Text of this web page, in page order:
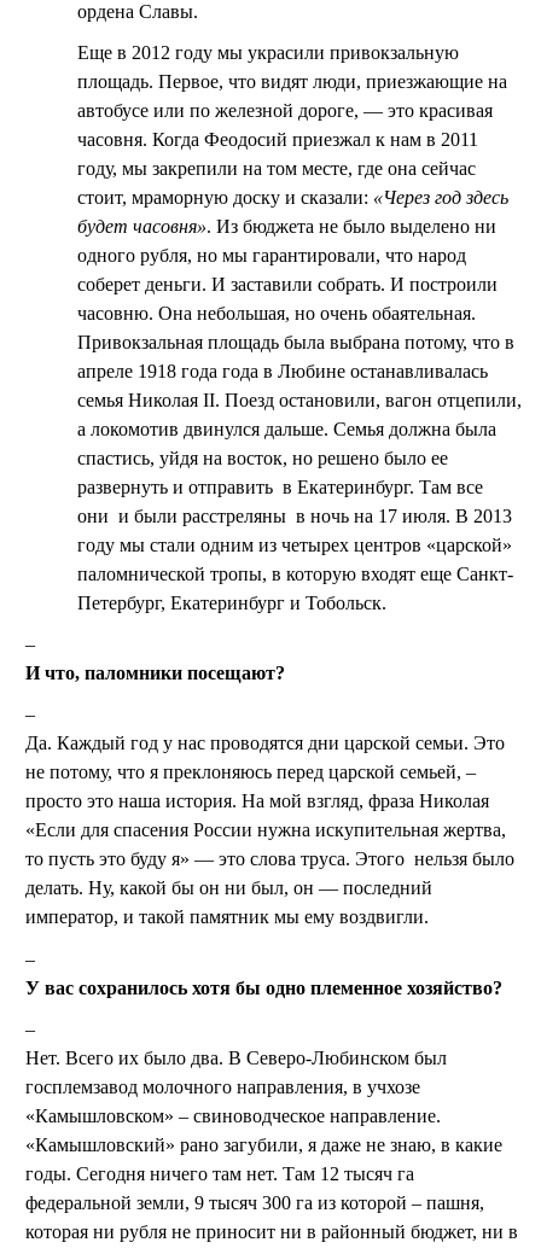
ордена Славы.
Еще в 2012 году мы украсили привокзальную
площадь. Первое, что видят люди, приезжающие на
автобусе или по железной дороге, — это красивая
часовня. Когда Феодосий приезжал к нам в 2011
году, мы закрепили на том месте, где она сейчас
стоит, мраморную доску и сказали: «Через год здесь
будет часовня». Из бюджета не было выделено ни
одного рубля, но мы гарантировали, что народ
соберет деньги. И заставили собрать. И построили
часовню. Она небольшая, но очень обаятельная.
Привокзальная площадь была выбрана потому, что в
апреле 1918 года года в Любине останавливалась
семья Николая II. Поезд остановили, вагон отцепили,
а локомотив двинулся дальше. Семья должна была
спастись, уйдя на восток, но решено было ее
развернуть и отправить в Екатеринбург. Там все
они и были расстреляны в ночь на 17 июля. В 2013
году мы стали одним из четырех центров «царской»
паломнической тропы, в которую входят еще Санкт-
Петербург, Екатеринбург и Тобольск.
И что, паломники посещают?
Да. Каждый год у нас проводятся дни царской семьи. Это
не потому, что я преклоняюсь перед царской семьей, –
просто это наша история. На мой взгляд, фраза Николая
«Если для спасения России нужна искупительная жертва,
то пусть это буду я» — это слова труса. Этого нельзя было
делать. Ну, какой бы он ни был, он — последний
император, и такой памятник мы ему воздвигли.
У вас сохранилось хотя бы одно племенное хозяйство?
Нет. Всего их было два. В Северо-Любинском был
госплемзавод молочного направления, в учхозе
«Камышловском» – свиноводческое направление.
«Камышловский» рано загубили, я даже не знаю, в какие
годы. Сегодня ничего там нет. Там 12 тысяч га
федеральной земли, 9 тысяч 300 га из которой – пашня,
которая ни рубля не приносит ни в районный бюджет, ни в